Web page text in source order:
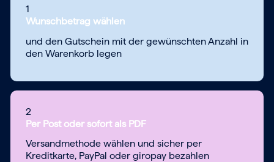
1
Wunschbetrag wählen
und den Gutschein mit der gewünschten Anzahl in
den Warenkorb legen
2
Per Post oder sofort als PDF
Versandmethode wählen und sicher per
Kreditkarte, PayPal oder giropay bezahlen